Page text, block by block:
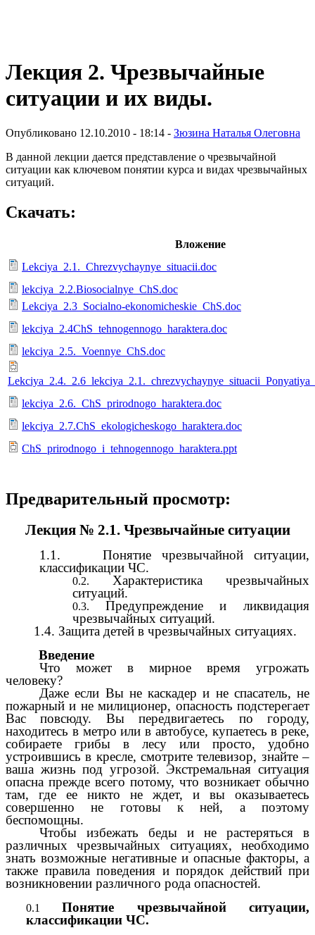
Лекция 2. Чрезвычайные
ситуации и их виды.
Опубликовано 12.10.2010 - 18:14 - Зюзина Наталья Олеговна
В данной лекции дается представление о чрезвычайной
ситуации как ключевом понятии курса и видах чрезвычайных
ситуаций.
Скачать:
Вложение
Lekciya_2.1._Chrezvychaynye_situacii.doc
lekciya_2.2.Biosocialnye_ChS.doc
Lekciya_2.3_Socialno-ekonomicheskie_ChS.doc
lekciya_2.4ChS_tehnogennogo_haraktera.doc
lekciya_2.5._Voennye_ChS.doc
lekciya_2.6._ChS_prirodnogo_haraktera.doc
lekciya_2.7.ChS_ekologicheskogo_haraktera.doc
ChS_prirodnogo_i_tehnogennogo_haraktera.ppt
Предварительный просмотр:
Лекция № 2.1. Чрезвычайные ситуации
1.1. Понятие чрезвычайной ситуации,
классификации ЧС.
Характеристика чрезвычайных
ситуаций.
Предупреждение и ликвидация
чрезвычайных ситуаций.
1.4. Защита детей в чрезвычайных ситуациях.
Введение
Что может в мирное время угрожать
человеку?
Даже если Вы не каскадер и не спасатель, не
пожарный и не милиционер, опасность подстерегает
Вас повсюду. Вы передвигаетесь по городу,
находитесь в метро или в автобусе, купаетесь в реке,
собираете грибы в лесу или просто, удобно
устроившись в кресле, смотрите телевизор, знайте –
ваша жизнь под угрозой. Экстремальная ситуация
опасна прежде всего потому, что возникает обычно
там, где ее никто не ждет, и вы оказываетесь
совершенно не готовы к ней, а поэтому
беспомощны.
Чтобы избежать беды и не растеряться в
различных чрезвычайных ситуациях, необходимо
знать возможные негативные и опасные факторы, а
также правила поведения и порядок действий при
возникновении различного рода опасностей.
Понятие чрезвычайной ситуации,
классификации ЧС.